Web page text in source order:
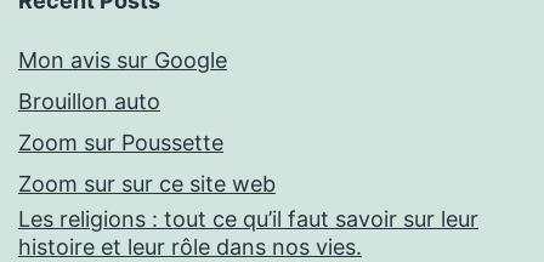
Mon avis sur Google
Brouillon auto
Zoom sur Poussette
Zoom sur sur ce site web
Les religions : tout ce qu’il faut savoir sur leur
histoire et leur rôle dans nos vies.